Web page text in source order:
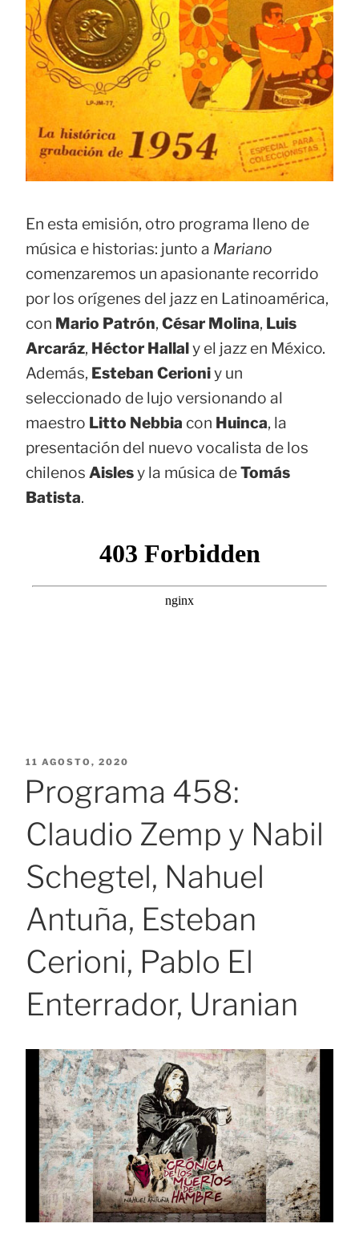
En esta emisión, otro programa lleno de
música e historias: junto a Mariano
comenzaremos un apasionante recorrido
por los orígenes del jazz en Latinoamérica,
con Mario Patrón, César Molina, Luis
Arcaráz, Héctor Hallaly el jazz en México.
Además, Esteban Cerioniy un
seleccionado de lujo versionando al
maestro Litto Nebbia con Huinca, la
presentación del nuevo vocalista de los
chilenos Aislesy la música deTomás
Batista.
PUBLICADO
11 AGOSTO, 2020
Programa 458:
Claudio Zemp y Nabil
Schegtel, Nahuel
Antuña, Esteban
Cerioni, Pablo El
Enterrador, Uranian